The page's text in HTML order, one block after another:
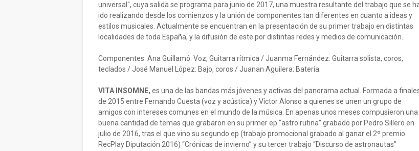
universal", cuya salida se programa para junio de 2017, una muestra resultante del trabajo que se
ido realizando desde los comienzos y la unión de componentes tan diferentes en cuanto a ideas y
estilos musicales. Actualmente se encuentran en la presentación de su primer trabajo en distintas
localidades de toda España, y la difusión de este por distintas redes y medios de comunicación.
Componentes: Ana Guillamó: Voz, Guitarra rítmica / Juanma Fernández: Guitarra solista, coros,
teclados / José Manuel López: Bajo, coros / Juanan Aguilera: Batería.
VITA INSOMNE, es una de las bandas más jóvenes y activas del panorama actual. Formada a
de 2015 entre Fernando Cuesta (voz y acústica) y Víctor Alonso a quienes se unen un grupo de
amigos con intereses comunes en el mundo de la música. En apenas unos meses compusieron una
buena cantidad de temas que grabaron en su primer ep “astro rutina” grabado por Pedro Sillero en
julio de 2016, tras el que vino su segundo ep (trabajo promocional grabado al ganar el 2º premio
RecPlay Diputación 2016) “Crónicas de invierno” y su tercer trabajo “Discurso de astronautas”